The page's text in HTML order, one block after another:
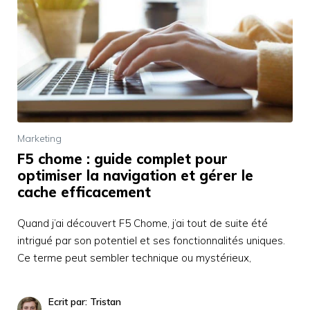
Marketing
F5 chome : guide complet pour
optimiser la navigation et gérer le
cache efficacement
Quand j’ai découvert F5 Chome, j’ai tout de suite été
intrigué par son potentiel et ses fonctionnalités uniques.
Ce terme peut sembler technique ou mystérieux,
Ecrit par: Tristan